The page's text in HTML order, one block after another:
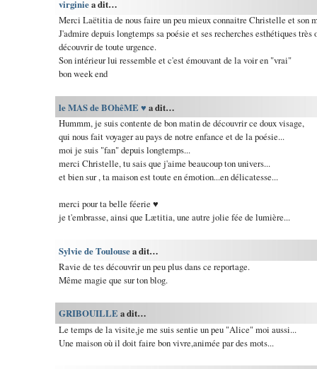
virginiea dit…
Merci Laëtitia de nous faire un peu mieux connaitre Christelle et son
J'admire depuis longtemps sa poésie et ses recherches esthétiques
découvrir de toute urgence.
Son intérieur lui ressemble et c'est émouvant de la voir en "vrai"
bon week end
le MAS de BOhêME ♥ a dit…
Hummm, je suis contente de bon matin de découvrir ce doux visage,
qui nous fait voyager au pays de notre enfance et de la poésie...
moi je suis "fan" depuis longtemps...
merci Christelle, tu sais que j'aime beaucoup ton univers...
et bien sur , ta maison est toute en émotion...en délicatesse...
merci pour ta belle féerie ♥
je t'embrasse, ainsi que Lætitia, une autre jolie fée de lumière...
Sylvie de Toulousea dit…
Ravie de tes découvrir un peu plus dans ce reportage.
Même magie que sur ton blog.
GRIBOUILLE a dit…
Le temps de la visite,je me suis sentie un peu "Alice" moi aussi...
Une maison où il doit faire bon vivre,animée par des mots...